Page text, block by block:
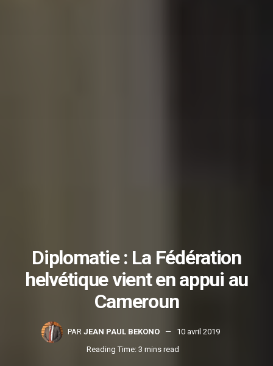
Diplomatie : La Fédération
helvétique vient en appui au
Cameroun
PAR JEAN PAUL BEKONO
10 avril 2019
Reading Time: 3 mins read